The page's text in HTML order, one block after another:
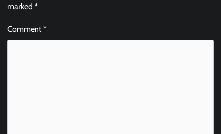
marked *
Comment*